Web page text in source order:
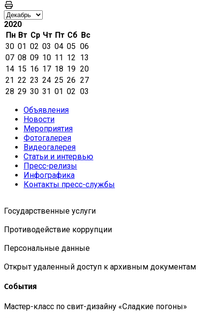
2020
Пн Вт Ср Чт Пт Сб Вс
30 01 02 03 04 05 06
07 08 09 10 11 12 13
14 15 16 17 18 19 20
21 22 23 24 25 26 27
28 29 30 31 01 02 03
Объявления
Новости
Мероприятия
Фотогалерея
Видеогалерея
Статьи и интервью
Пресс-релизы
Инфографика
Контакты пресс-службы
Государственные услуги
Противодействие коррупции
Персональные данные
Открыт удаленный доступ к архивным документам
События
Мастер-класс по свит-дизайну «Сладкие погоны»